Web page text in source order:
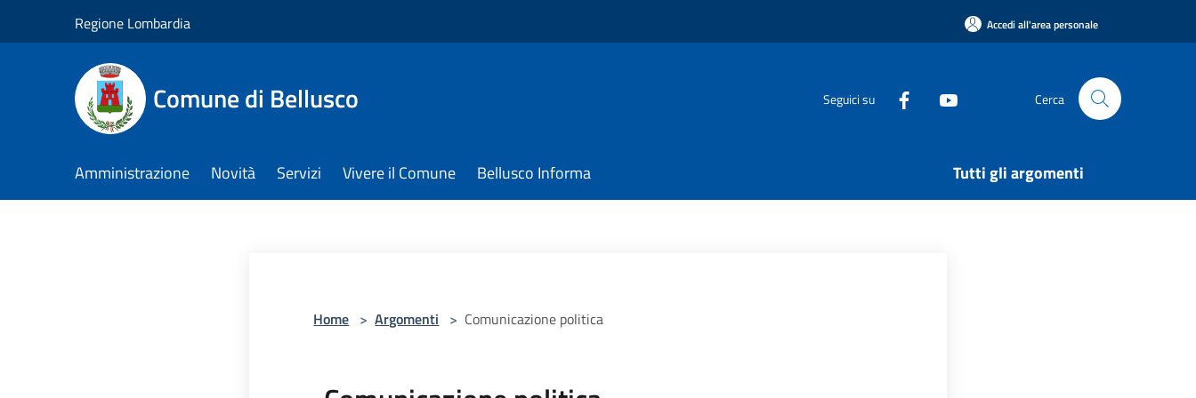
Regione Lombardia Accedi all'area personale
Comune di Bellusco Seguici su Cerca
Amministrazione Novità Servizi Vivere il Comune Bellusco Informa Tutti gli argomenti
Home > Argomenti > Comunicazione politica